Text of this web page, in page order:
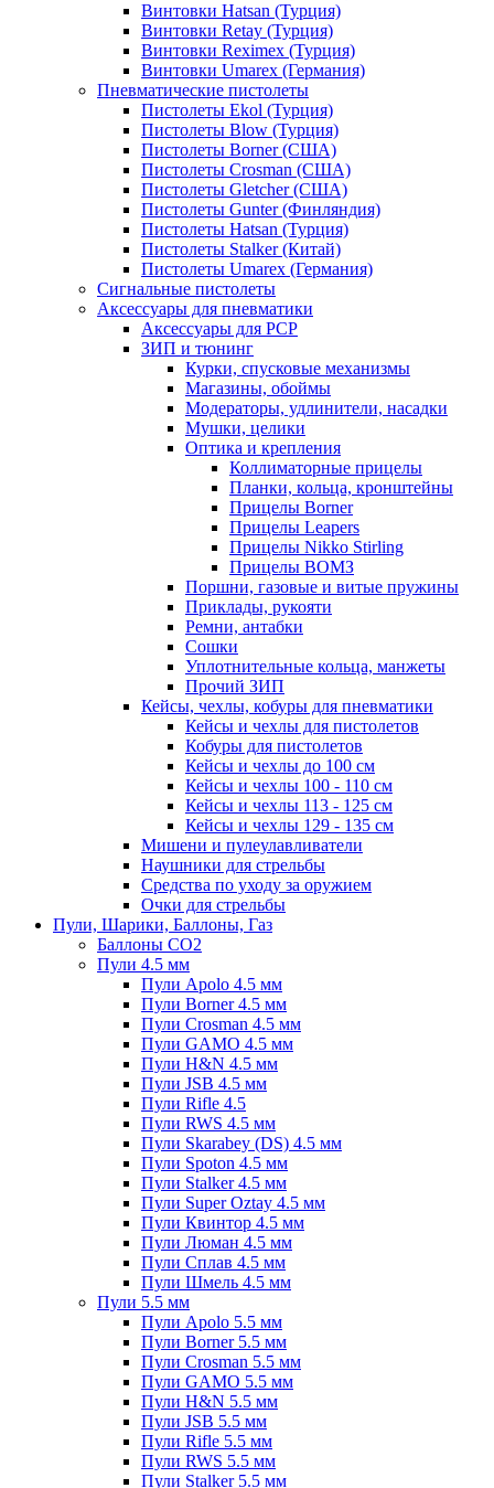
Винтовки Hatsan (Турция)
Винтовки Retay (Турция)
Винтовки Reximex (Турция)
Винтовки Umarex (Германия)
Пневматические пистолеты
Пистолеты Ekol (Турция)
Пистолеты Blow (Турция)
Пистолеты Borner (США)
Пистолеты Crosman (США)
Пистолеты Gletcher (США)
Пистолеты Gunter (Финляндия)
Пистолеты Hatsan (Турция)
Пистолеты Stalker (Китай)
Пистолеты Umarex (Германия)
Сигнальные пистолеты
Аксессуары для пневматики
Аксессуары для PCP
ЗИП и тюнинг
Курки, спусковые механизмы
Магазины, обоймы
Модераторы, удлинители, насадки
Мушки, целики
Оптика и крепления
Коллиматорные прицелы
Планки, кольца, кронштейны
Прицелы Borner
Прицелы Leapers
Прицелы Nikko Stirling
Прицелы ВОМЗ
Поршни, газовые и витые пружины
Приклады, рукояти
Ремни, антабки
Сошки
Уплотнительные кольца, манжеты
Прочий ЗИП
Кейсы, чехлы, кобуры для пневматики
Кейсы и чехлы для пистолетов
Кобуры для пистолетов
Кейсы и чехлы до 100 см
Кейсы и чехлы 100 - 110 см
Кейсы и чехлы 113 - 125 см
Кейсы и чехлы 129 - 135 см
Мишени и пулеулавливатели
Наушники для стрельбы
Средства по уходу за оружием
Очки для стрельбы
Пули, Шарики, Баллоны, Газ
Баллоны CO2
Пули 4.5 мм
Пули Apolo 4.5 мм
Пули Borner 4.5 мм
Пули Crosman 4.5 мм
Пули GAMO 4.5 мм
Пули H&N 4.5 мм
Пули JSB 4.5 мм
Пули Rifle 4.5
Пули RWS 4.5 мм
Пули Skarabey (DS) 4.5 мм
Пули Spoton 4.5 мм
Пули Stalker 4.5 мм
Пули Super Oztay 4.5 мм
Пули Квинтор 4.5 мм
Пули Люман 4.5 мм
Пули Сплав 4.5 мм
Пули Шмель 4.5 мм
Пули 5.5 мм
Пули Apolo 5.5 мм
Пули Borner 5.5 мм
Пули Crosman 5.5 мм
Пули GAMO 5.5 мм
Пули H&N 5.5 мм
Пули JSB 5.5 мм
Пули Rifle 5.5 мм
Пули RWS 5.5 мм
Пули Stalker 5.5 мм